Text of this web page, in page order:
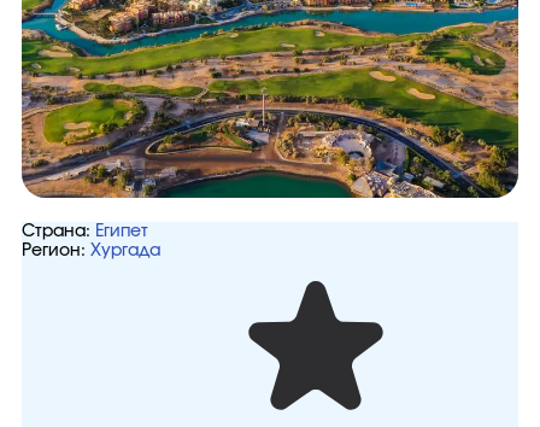
Страна: Египет
Регион: Хургада